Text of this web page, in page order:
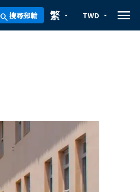
search搜尋郵輪 arrow_drop_down
繁 arrow_drop_down
TWD menu